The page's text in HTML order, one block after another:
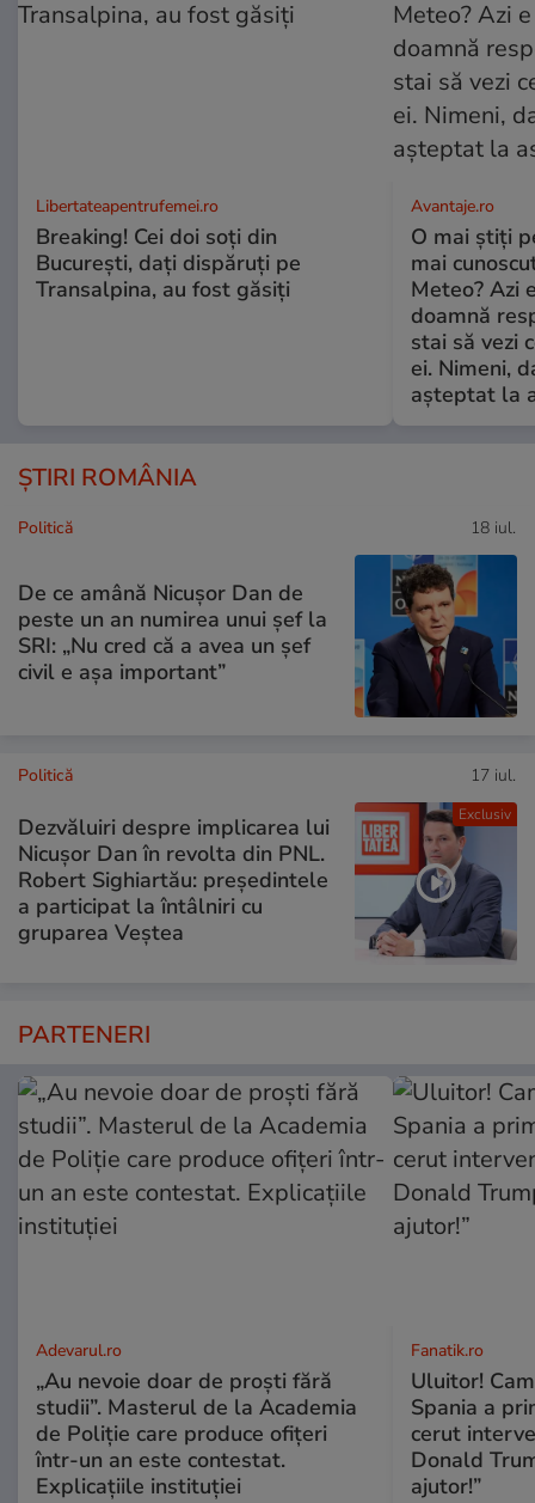
Libertateapentrufemei.ro
Breaking! Cei doi soți din
București, dați dispăruți pe
Transalpina, au fost găsiți
Avantaje.ro
O mai știți
mai
Meteo? Azi
doamnă
stai să vezi
ei. Nimeni,
așteptat la
ȘTIRI ROMÂNIA
Politică 18 iul.
De ce amână Nicușor Dan de
peste un an numirea unui șef la
SRI: „Nu cred că a avea un şef
civil e așa important”
Exclusiv
Politică 17 iul.
Dezvăluiri despre implicarea lui
Nicușor Dan în revolta din PNL.
Robert Sighiartău: președintele
a participat la întâlniri cu
gruparea Veștea
PARTENERI
Adevarul.ro
„Au nevoie doar de proști fără
studii”. Masterul de la Academia
de Poliție care produce ofițeri
într-un an este contestat.
Explicațiile instituției
Fanatik.ro
Uluitor!
Spania a
cerut
Donald
ajutor!”